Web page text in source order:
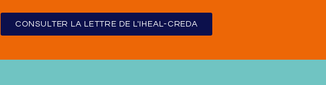
CONSULTER LA LETTRE DE L'IHEAL-CREDA